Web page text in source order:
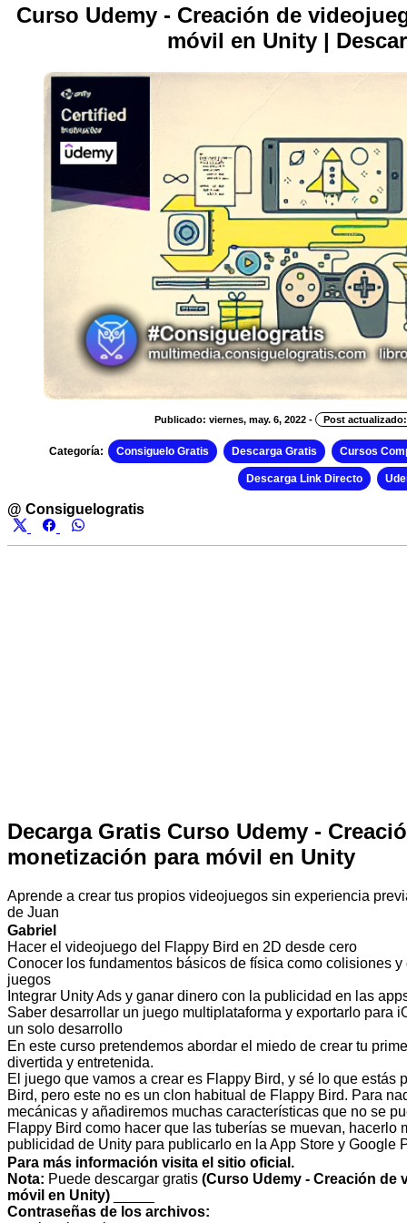
Curso Udemy - Creación de
móvil en Unity |
Publicado: viernes, may. 6, 2022 - Post actualizado:
Categoría: Consiguelo Gratis Descarga Gratis Cursos
Descarga Link Directo
@ Consiguelogratis
Decarga Gratis Curso Udemy -
monetización para móvil en Unity
Aprende a crear tus propios videojuegos sin experiencia
de Juan
Gabriel
Hacer el videojuego del Flappy Bird en 2D desde cero
Conocer los fundamentos básicos de física como colisiones
juegos
Integrar Unity Ads y ganar dinero con la publicidad en las
Saber desarrollar un juego multiplataforma y exportarlo para
un solo desarrollo
En este curso pretendemos abordar el miedo de crear tu
divertida y entretenida.
El juego que vamos a crear es Flappy Bird, y sé lo que estás
Bird, pero este no es un clon habitual de Flappy Bird. Para
mecánicas y añadiremos muchas características que no se
Flappy Bird como hacer que las tuberías se muevan, hacerlo
publicidad de Unity para publicarlo en la App Store y Google
Para más información visita el sitio oficial.
Nota: Puede descargar gratis (Curso Udemy - Creación de
móvil en Unity)
Contraseñas de los archivos: